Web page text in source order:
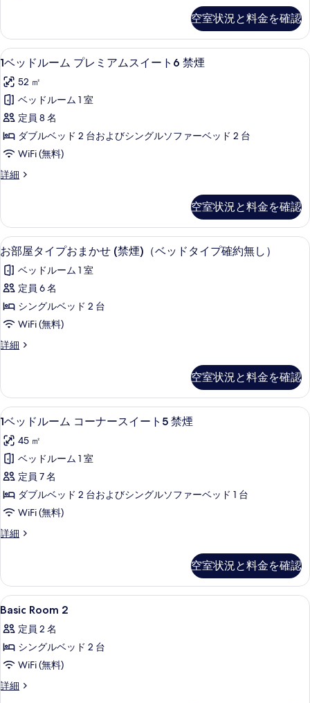
す
べ
て
の
写
真
を
表
示
る
の
詳
細
ミ
ア
ム
ス
イ
ー
ト
7
禁
す
べ
て
の
写
真
を
表
す
る
ル
ー
ム
レ
ミ
ア
ム
ス
イ
ー
ト
の
詳
細
空室状況と料金を確認
1
ベ
ッ
ド
ル
ー
ム
プ
ミ
ア
ム
ス
イ
ー
ト
6
の
す
べ
て
の
写
真
を
表
す
る
1ベッドルーム プレミアムスイート6
17
1ベッドルーム プレミアムスイート6 禁煙
52 ㎡
ベッドルーム 1 室
定員 8 名
ダブルベッド 2 台およびシングルソファーベッド 2 台
WiFi (無料)
詳細
1
ル
ー
ム
プ
レ
ミ
ム
ス
ー
煙
の
詳
細
空室状況と料金を確認
お
部
屋
タ
イ
お
か
せ
(禁
煙)
（ベ
ッ
ド
タ
イ
約
無
し）
の
す
て
セーフティボックス (室内)、アイロ
7
お部屋タイプおまかせ (禁煙)（ベッドタイプ確約無し）
ベッドルーム 1 室
定員 6 名
シングルベッド 2 台
WiFi (無料)
詳細
お
イ
プ
お
か
せ
(禁
煙)
（ベ
ッ
ド
タ
約
無
し）
詳
細
空室状況と料金を確認
1
ベ
ッ
ド
ル
ー
ム
コ
ナ
ー
ス
イ
ー
ト
5
1ベッドルーム コーナースイート5
11
1ベッドルーム コーナースイート5 禁煙
45 ㎡
ベッドルーム 1 室
定員 7 名
ダブルベッド 2 台およびシングルソファーベッド 1 台
WiFi (無料)
詳細
1
ル
ー
ム
ー
ナ
ス
イ
ー
空室状況と料金を確認
Basic
Room
2
の
す
べ
セーフティボックス (室内)、アイロ
9
Basic Room 2
定員 2 名
シングルベッド 2 台
WiFi (無料)
詳細
Basic